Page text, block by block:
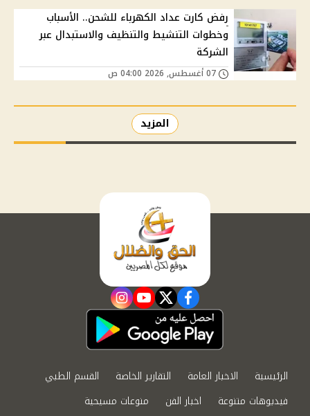
رفض كارت عداد الكهرباء للشحن.. الأسباب
وخطوات التنشيط والتنظيف والاستبدال عبر
الشركة
المزيد
facebook
twitter
youtube
instagram
الرئيسية الاخبار العامة التقارير الخاصة
القسم الطبي
فيديوهات متنوعة
اخبار الفن
منوعات مسيحية